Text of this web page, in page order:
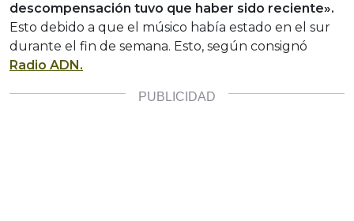
descompensación tuvo que haber sido reciente».
Esto debido a que el músico había estado en el sur
durante el fin de semana. Esto, según consignó
Radio ADN.